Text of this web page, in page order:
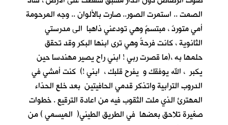
الصمت .. استمرت الصور.. صارت بالألوان .. وجه المرحومة
أمي متوردٌ ، مبتسمٌ وهي تودعني ذاهبا الى مدرستي
الثانوية ، كانت فرحةً وهي ترى ابنها البكر وقد تحقق
حلمها به ،(ما قصرت ربي ! ابني راح يصير مهندسا حين
يكبر ، الله يوفقك و يفرح قلبك ، ابني !) كنت أمشي في
الدروب الترابية واتذكر قدمي الحافيتين بعد خلع الحذاء
المهترئ الذي ملت الثقوب فيه من اعادة الترقيع . خطوات
صغيرة تلاحق بعضها في الطريق الطيني( الميسمي ) من